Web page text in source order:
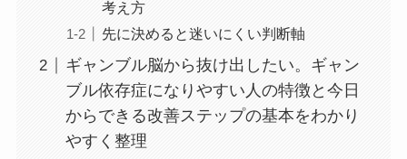
考え方
先に決めると迷いにくい判断軸
ギャンブル脳から抜け出したい。ギャン
ブル依存症になりやすい人の特徴と今日
からできる改善ステップの基本をわかり
やすく整理